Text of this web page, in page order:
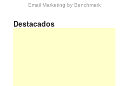
Email Marketing by Benchmark
Destacados